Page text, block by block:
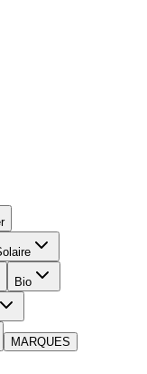
Bio
MARQUES